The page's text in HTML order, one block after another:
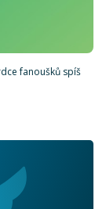
fanoušků spíš